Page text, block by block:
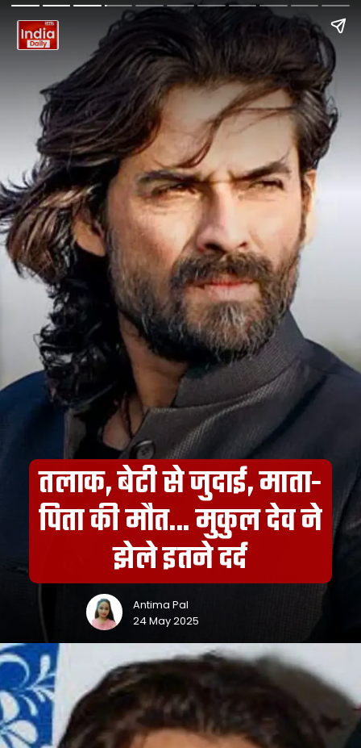
तलाक, बेटी से जुदाई, माता-
पिता की मौत... मुकुल देव ने
झेले इतने दर्द
Antima Pal
24 May 2025